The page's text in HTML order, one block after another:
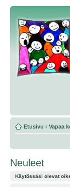
Etusivu ‹ Vapaa
Neuleet
Käytössäsi olevat